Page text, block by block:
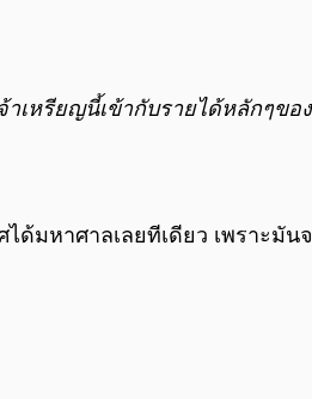
เหรียญนี้เข้ากับรายได้หลักๆขอ
ด้มหาศาลเลยทีเดียว เพราะมั